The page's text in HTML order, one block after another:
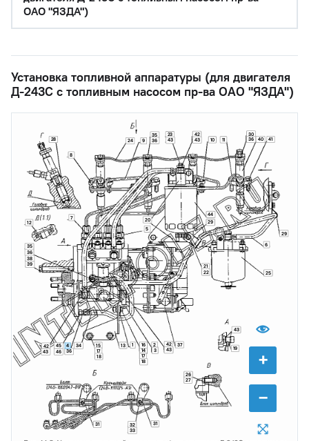
ОАО "ЯЗДА")
Установка топливной аппаратуры (для двигателя
Д-243С с топливным насосом пр-ва ОАО "ЯЗДА")
+
−
1
2
3
4
5
6
7
8
9 10 11
12
13
14
15
16
17
17
18
18
19
20
21
22
23
24
25
26
27
28
29
29
30
31 31
32
33
34
35
35
36
36 36
36
37
38
39
40 41
42
42 42
43 43
43 43
43
44
45
46